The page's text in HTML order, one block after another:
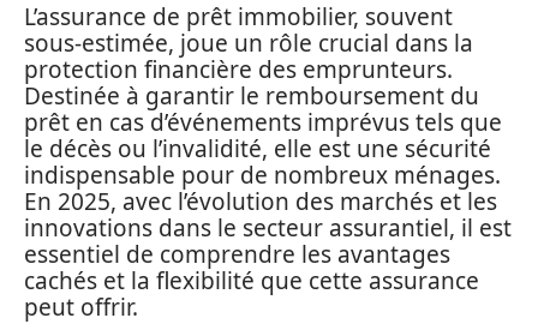
L’assurance de prêt immobilier, souvent
sous-estimée, joue un rôle crucial dans la
protection financière des emprunteurs.
Destinée à garantir le remboursement du
prêt en cas d’événements imprévus tels que
le décès ou l’invalidité, elle est une sécurité
indispensable pour de nombreux ménages.
En 2025, avec l’évolution des marchés et les
innovations dans le secteur assurantiel, il est
essentiel de comprendre les avantages
cachés et la flexibilité que cette assurance
peut offrir.